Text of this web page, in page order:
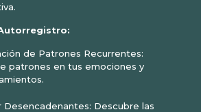
de Patrones Recurrentes:
patrones en tus emociones y
Desencadenantes: Descubre las